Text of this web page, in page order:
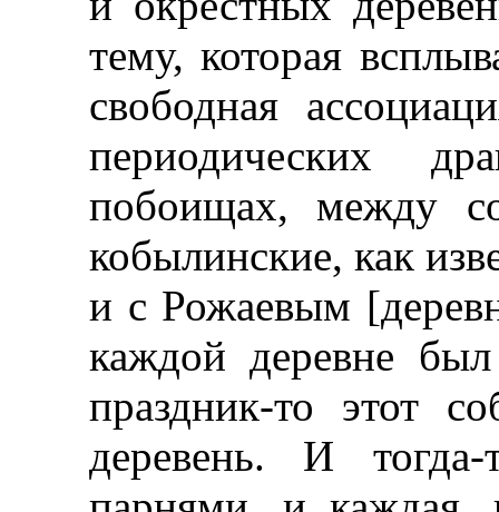
тему, которая
свободная
периодических
побоищах, между
кобылинские, как
и с Рожаевым
каждой деревне
праздник-то этот
деревень. И